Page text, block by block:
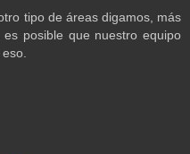
tipo de áreas digamos, más
posible que nuestro equipo